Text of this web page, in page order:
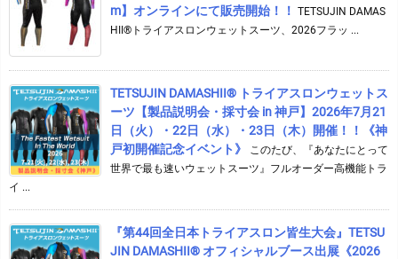
m】オンラインにて販売開始！！ TETSUJIN DAMAS
HII®トライアスロンウェットスーツ、2026フラッ ...
TETSUJIN DAMASHII® トライアスロンウェットス
ーツ【製品説明会・採寸会 in 神戸】2026年7月21
日（火）・22日（水）・23日（木）開催！！《神
戸初開催記念イベント》
このたび、『あなたにとって
世界で最も速いウェットスーツ』フルオーダー高機能トラ
イ ...
『第44回全日本トライアスロン皆生大会』TETSU
JIN DAMASHII® オフィシャルブース出展《2026